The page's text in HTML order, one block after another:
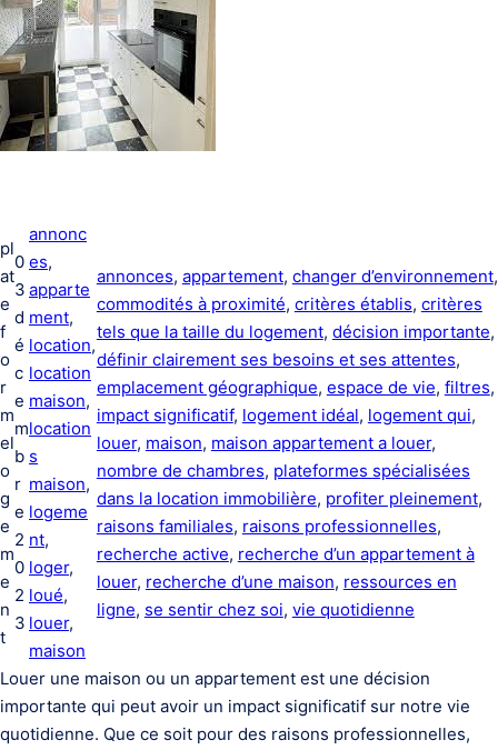
pl
at
e
f
o
r
m
el
o
g
e
m
e
n
t
0
3
d
é
c
e
m
b
r
e
2
0
2
3
annonc
es
apparte
ment
location ,
location
maison
location
s
maison
logeme
nt
loger
loué
louer
maison
annonces, appartement, changer d’environnement
commodités à proximité, critères établis, critères
tels que la taille du logement, décision importante
définir clairement ses besoins et ses attentes
emplacement géographique, espace de vie, filtres
impact significatif, logement idéal, logement qui
louer, maison, maison appartement a louer
nombre de chambres, plateformes spécialisées
dans la location immobilière, profiter pleinement
raisons familiales, raisons professionnelles
recherche active, recherche d’un appartement à
louer, recherche d’une maison, ressources en
ligne, se sentir chez soi, vie quotidienne
Louer une maison ou un appartement est une décision
importante qui peut avoir un impact significatif sur notre vie
quotidienne. Que ce soit pour des raisons professionnelles,